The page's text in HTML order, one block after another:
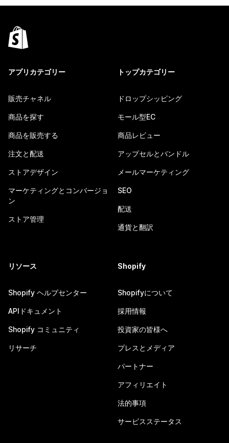
アプリカテゴリー
販売チャネル
商品を探す
商品を販売する
注文と配送
ストアデザイン
マーケティングとコンバージョ
ン
ストア管理
トップカテゴリー
ドロップシッピング
モール型EC
商品レビュー
アップセルとバンドル
メールマーケティング
SEO
配送
通貨と翻訳
リソース
Shopify ヘルプセンター
APIドキュメント
Shopify コミュニティ
リサーチ
Shopify
Shopifyについて
採用情報
投資家の皆様へ
プレスとメディア
パートナー
アフィリエイト
法的事項
サービスステータス